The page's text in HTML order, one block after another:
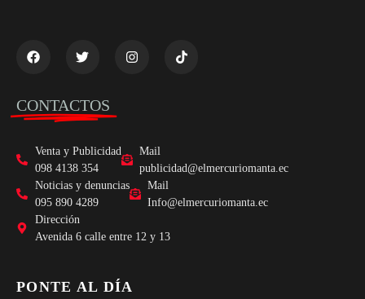
CONTACTOS
Venta y Publicidad
098 4138 354
Mail
publicidad@elmercuriomanta.ec
Noticias y denuncias
095 890 4289
Mail
Info@elmercuriomanta.ec
Dirección
Avenida 6 calle entre 12 y 13
PONTE AL DÍA